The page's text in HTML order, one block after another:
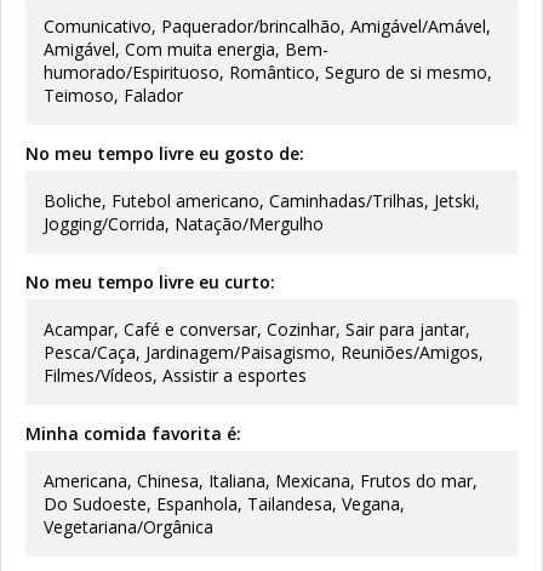
Comunicativo, Paquerador/brincalhão, Amigável/Amável,
Amigável, Com muita energia, Bem-
humorado/Espirituoso, Romântico, Seguro de si mesmo,
Teimoso, Falador
No meu tempo livre eu gosto de:
Boliche, Futebol americano, Caminhadas/Trilhas, Jetski,
Jogging/Corrida, Natação/Mergulho
No meu tempo livre eu curto:
Acampar, Café e conversar, Cozinhar, Sair para jantar,
Pesca/Caça, Jardinagem/Paisagismo, Reuniões/Amigos,
Filmes/Vídeos, Assistir a esportes
Minha comida favorita é:
Americana, Chinesa, Italiana, Mexicana, Frutos do mar,
Do Sudoeste, Espanhola, Tailandesa, Vegana,
Vegetariana/Orgânica